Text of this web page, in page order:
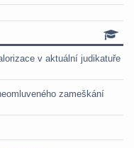
v aktuální judikatuře
zameškání